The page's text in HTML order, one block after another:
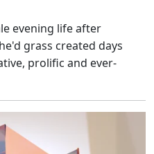
evening life after
grass created days
prolific and ever-